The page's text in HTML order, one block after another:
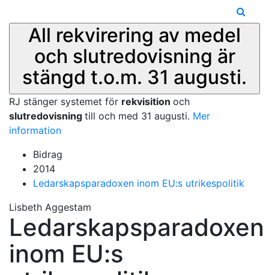
All rekvirering av medel
och slutredovisning är
stängd t.o.m. 31 augusti.
RJ stänger systemet för rekvisition och
slutredovisning till och med 31 augusti. Mer
information
Bidrag
2014
Ledarskapsparadoxen inom EU:s utrikespolitik
Lisbeth Aggestam
Ledarskapsparadoxen
inom EU:s